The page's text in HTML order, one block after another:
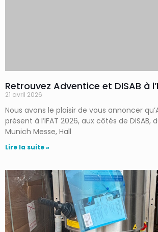
Retrouvez Adventice et DISAB à
21 avril 2026
Nous avons le plaisir de vous annoncer
présent à l’IFAT 2026, aux côtés de DISAB,
Munich Messe, Hall
Lire la suite »